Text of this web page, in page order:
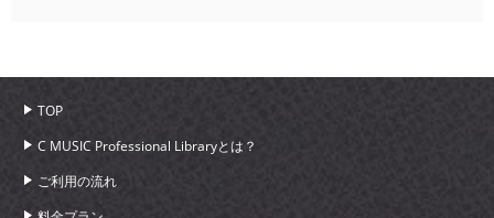
TOP
C MUSIC Professional Libraryとは？
ご利用の流れ